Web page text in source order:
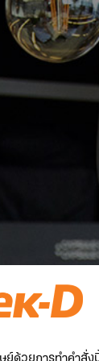
ด้วยการทำคำสั่ง